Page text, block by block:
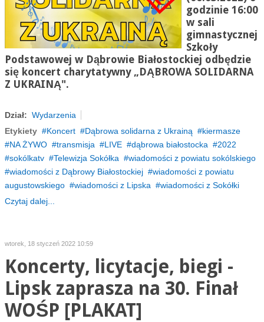
godzinie 16:00
w sali
gimnastycznej
Szkoły
Podstawowej w Dąbrowie Białostockiej odbędzie
się koncert charytatywny „ DĄBROWA SOLIDARNA
Z UKRAINĄ".
Dział: Wydarzenia
Etykiety
Koncert Dąbrowa solidarna z Ukrainą
kiermasze
NA ŻYWO
transmisja LIVE dąbrowa białostocka
2022
sokólkatv
Telewizja Sokółka
wiadomości z powiatu sokólskiego
wiadomości z Dąbrowy Białostockiej
wiadomości z powiatu
augustowskiego
wiadomości z Lipska
wiadomości z Sokółki
Czytaj dalej...
wtorek, 18 styczeń 2022 10:59
Koncerty, licytacje, biegi -
Lipsk zaprasza na 30. Finał
WOŚP [PLAKAT]